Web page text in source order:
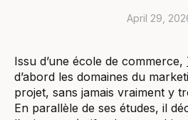
April 29,
Issu d’une école de commerce,
d’abord les domaines du
projet, sans jamais vraiment y
En parallèle de ses études, il